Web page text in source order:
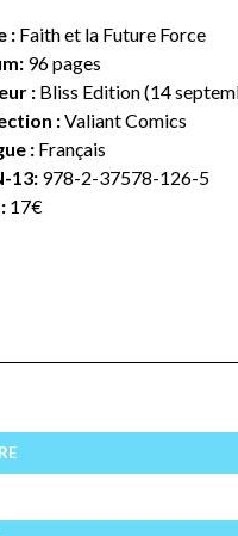
: Faith et la Future Force
96 pages
: Bliss Edition (14
:Valiant Comics
: Français
13: 978-2-37578-126-5
17€